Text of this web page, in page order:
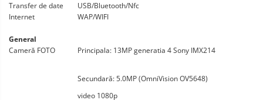
Transfer de date
USB/Bluetooth/Nfc
Internet
WAP/WIFI
General
Cameră FOTO
Principala: 13MP generatia 4 Sony IMX214
Secundară: 5.0MP (OmniVision OV5648)
video 1080p